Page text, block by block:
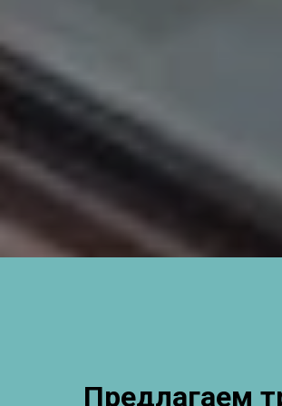
Предлагаем